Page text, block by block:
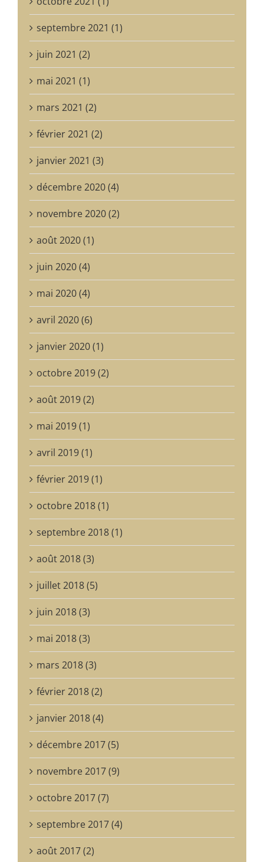
septembre 2021 (1)
juin 2021 (2)
mai 2021 (1)
mars 2021 (2)
février 2021 (2)
janvier 2021 (3)
décembre 2020 (4)
novembre 2020 (2)
août 2020 (1)
juin 2020 (4)
mai 2020 (4)
avril 2020 (6)
janvier 2020 (1)
octobre 2019 (2)
août 2019 (2)
mai 2019 (1)
avril 2019 (1)
février 2019 (1)
octobre 2018 (1)
septembre 2018 (1)
août 2018 (3)
juillet 2018 (5)
juin 2018 (3)
mai 2018 (3)
mars 2018 (3)
février 2018 (2)
janvier 2018 (4)
décembre 2017 (5)
novembre 2017 (9)
octobre 2017 (7)
septembre 2017 (4)
août 2017 (2)